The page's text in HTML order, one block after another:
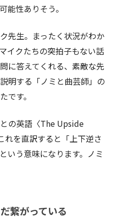
能性ありそう。
先生。まったく状況がわか
イクたちの突拍子もない話
に答えてくれる、素敵な先
明する「ノミと曲芸師」の
です。
の英語〈The Upside
れを直訳すると「上下逆さ
いう意味になります。ノミ
繋がっている